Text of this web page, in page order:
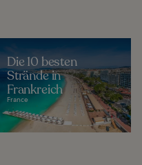
Die 10 besten
Strände in
Frankreich
France